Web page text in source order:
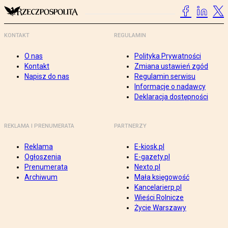
KONTAKT
O nas
Kontakt
Napisz do nas
REGULAMIN
Polityka Prywatności
Zmiana ustawień zgód
Regulamin serwisu
Informacje o nadawcy
Deklaracja dostępności
REKLAMA I PRENUMERATA
Reklama
Ogłoszenia
Prenumerata
Archiwum
PARTNERZY
E-kiosk.pl
E-gazety.pl
Nexto.pl
Mała księgowość
Kancelarierp.pl
Wieści Rolnicze
Życie Warszawy